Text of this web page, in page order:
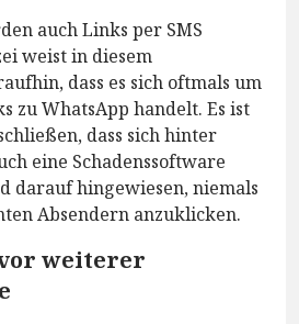
auch Links per SMS
weist in diesem
dass es sich oftmals um
zu WhatsApp handelt. Es ist
dass sich hinter
eine Schadenssoftware
darauf hingewiesen, niemals
Absendern anzuklicken.
weiterer